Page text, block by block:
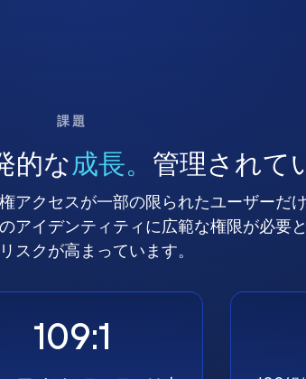
課題
的な成長。 管理されて
アクセスが一部の限られたユーザーだ
アイデンティティに広範な権限が必要
スクが高まっています。
109:1